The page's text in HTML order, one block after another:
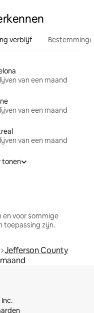
verblijf
van een maand
van een maand
van een maand
tonen
voor sommige
toepassing zijn.
Jefferson County